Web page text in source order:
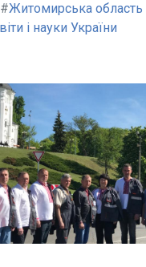
#Житомирська область
і науки України